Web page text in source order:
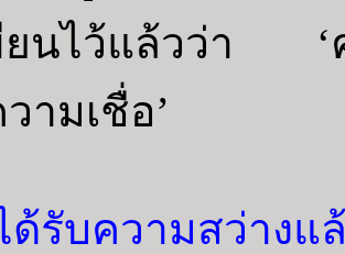
ยนไว้แล้วว่า ‘
ามเชื่อ’
ด้รับความสว่าง